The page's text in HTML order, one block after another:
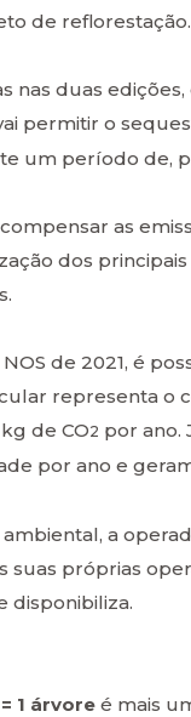
de reflorestação.
nas duas
permitir o
um período de,
as
dos
de 2021, é
representa o
de CO2 por ano.
por ano e
a
suas próprias
disponibiliza.
1 árvore é mais